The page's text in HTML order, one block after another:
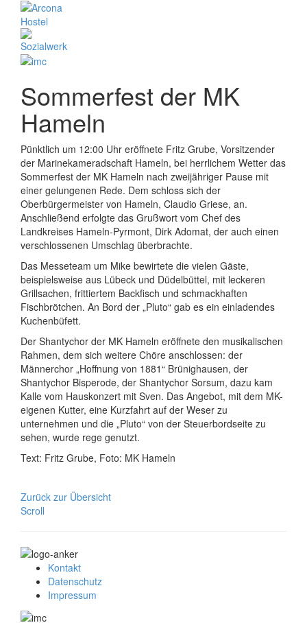
Sommerfest der MK
Hameln
Pünktlich um 12:00 Uhr eröffnete Fritz Grube, Vorsitzender
der Marinekameradschaft Hameln, bei herrlichem Wetter das
Sommerfest der MK Hameln nach zweijähriger Pause mit
einer gelungenen Rede. Dem schloss sich der
Oberbürgermeister von Hameln, Claudio Griese, an.
Anschließend erfolgte das Grußwort vom Chef des
Landkreises Hameln-Pyrmont, Dirk Adomat, der auch einen
verschlossenen Umschlag überbrachte.
Das Messeteam um Mike bewirtete die vielen Gäste,
beispielsweise aus Lübeck und Düdelbüttel, mit leckeren
Grillsachen, frittiertem Backfisch und schmackhaften
Fischbrötchen. An Bord der „Pluto“ gab es ein einladendes
Kuchenbüfett.
Der Shantychor der MK Hameln eröffnete den musikalischen
Rahmen, dem sich weitere Chöre anschlossen: der
Männerchor „Hoffnung von 1881“ Brünighausen, der
Shantychor Bisperode, der Shantychor Sorsum, dazu kam
Kalle vom Hauskonzert mit Sven. Das Angebot, mit dem MK-
eigenen Kutter, eine Kurzfahrt auf der Weser zu
unternehmen und die „Pluto“ von der Steuerbordseite zu
sehen, wurde rege genutzt.
Text: Fritz Grube, Foto: MK Hameln
Zurück zur Übersicht
Scroll
Kontakt
Datenschutz
Impressum